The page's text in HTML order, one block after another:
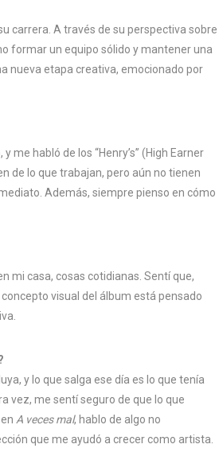
carrera. A través de su perspectiva sobre
formar un equipo sólido y mantener una
nueva etapa creativa, emocionado por
habló de los “Henry’s” (High Earner
de lo que trabajan, pero aún no tienen
Además, siempre pienso en cómo
mi casa, cosas cotidianas. Sentí que,
visual del álbum está pensado
y lo que salga ese día es lo que tenía
vez, me sentí seguro de que lo que
A veces mal, hablo de algo no
que me ayudó a crecer como artista.